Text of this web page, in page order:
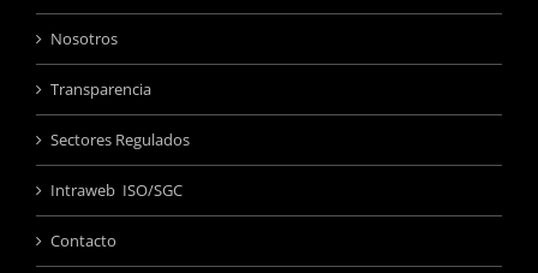
Nosotros
Transparencia
Sectores Regulados
Intraweb ISO/SGC
Contacto